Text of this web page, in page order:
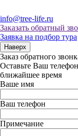
info@tree-life.ru
Заказать обратный
Заявка на подбор тура
Наверх
Заказ обратного
Оставьте Ваш
ближайшее время
Ваше имя
Ваш телефон
Примечание